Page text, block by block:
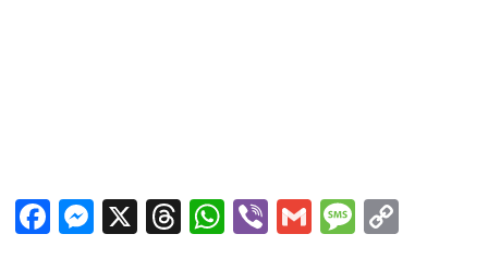
Facebook
Messenger
X Threads
WhatsApp
ViberGmail